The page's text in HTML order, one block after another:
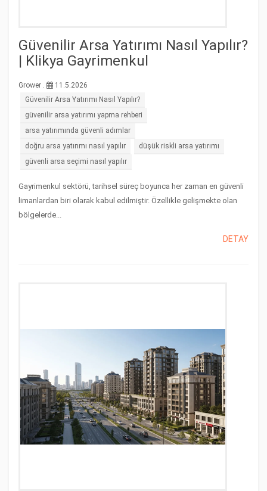
Güvenilir Arsa Yatırımı Nasıl Yapılır?
| Klikya Gayrimenkul
Grower .
11.5.2026
Güvenilir Arsa Yatırımı Nasıl Yapılır?
güvenilir arsa yatırımı yapma rehberi
arsa yatırımında güvenli adımlar
doğru arsa yatırımı nasıl yapılır
düşük riskli arsa yatırımı
güvenli arsa seçimi nasıl yapılır
Gayrimenkul sektörü, tarihsel süreç boyunca her zaman en güvenli
limanlardan biri olarak kabul edilmiştir. Özellikle gelişmekte olan
bölgelerde...
DETAY